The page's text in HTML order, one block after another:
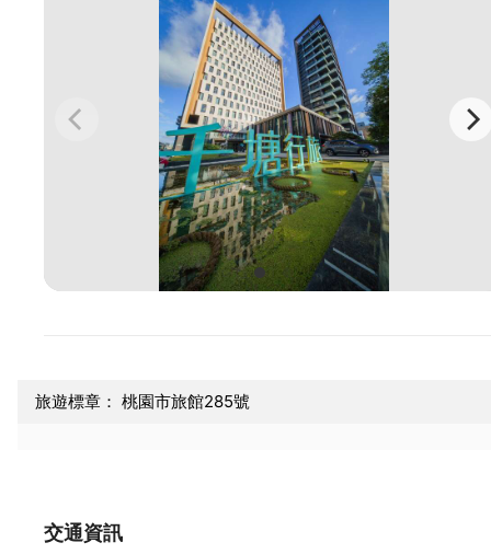
旅遊標章： 桃園市旅館285號
交通資訊